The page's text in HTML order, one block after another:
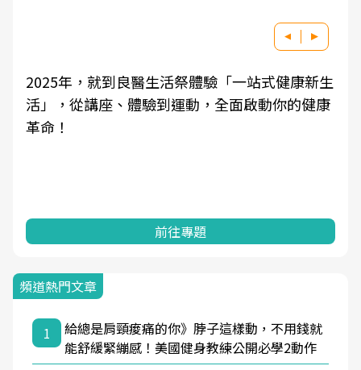
2025年，就到良醫生活祭體驗「一站式健康新生
活」，從講座、體驗到運動，全面啟動你的健康
革命！
前往專題
頻道熱門文章
1
給總是肩頸痠痛的你》脖子這樣動，不用錢就
能舒緩緊繃感！美國健身教練公開必學2動作